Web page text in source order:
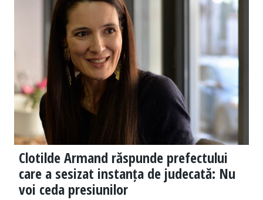
Clotilde Armand răspunde prefectului
care a sesizat instanța de judecată: Nu
voi ceda presiunilor